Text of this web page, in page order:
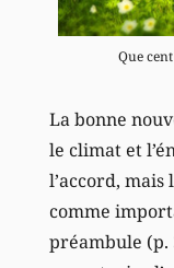
Que
La bonne
le climat et
l’accord, mais
comme
préambule (p.